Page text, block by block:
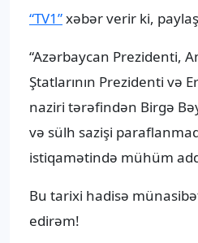
“TV1”xəbər verir ki,
“Azərbaycan Prezidenti,
Ştatlarının Prezidenti və
naziri tərəfindən Birgə
və sülh sazişi
istiqamətində mühüm
Bu tarixi hadisə
edirəm!